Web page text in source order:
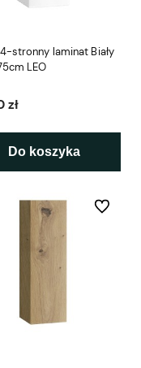
stronny laminat Biały
LEO
zł
Do koszyka
Do